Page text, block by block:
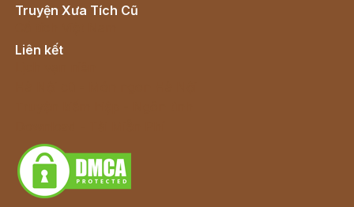
Truyện Xưa Tích Cũ
Liên kết